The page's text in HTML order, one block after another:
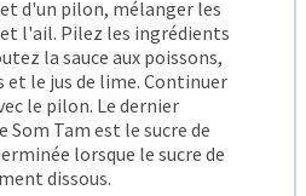
d'un pilon, mélanger les
l'ail. Pilez les ingrédients
la sauce aux poissons,
et le jus de lime. Continuer
le pilon. Le dernier
Som Tam est le sucre de
lorsque le sucre de
dissous.